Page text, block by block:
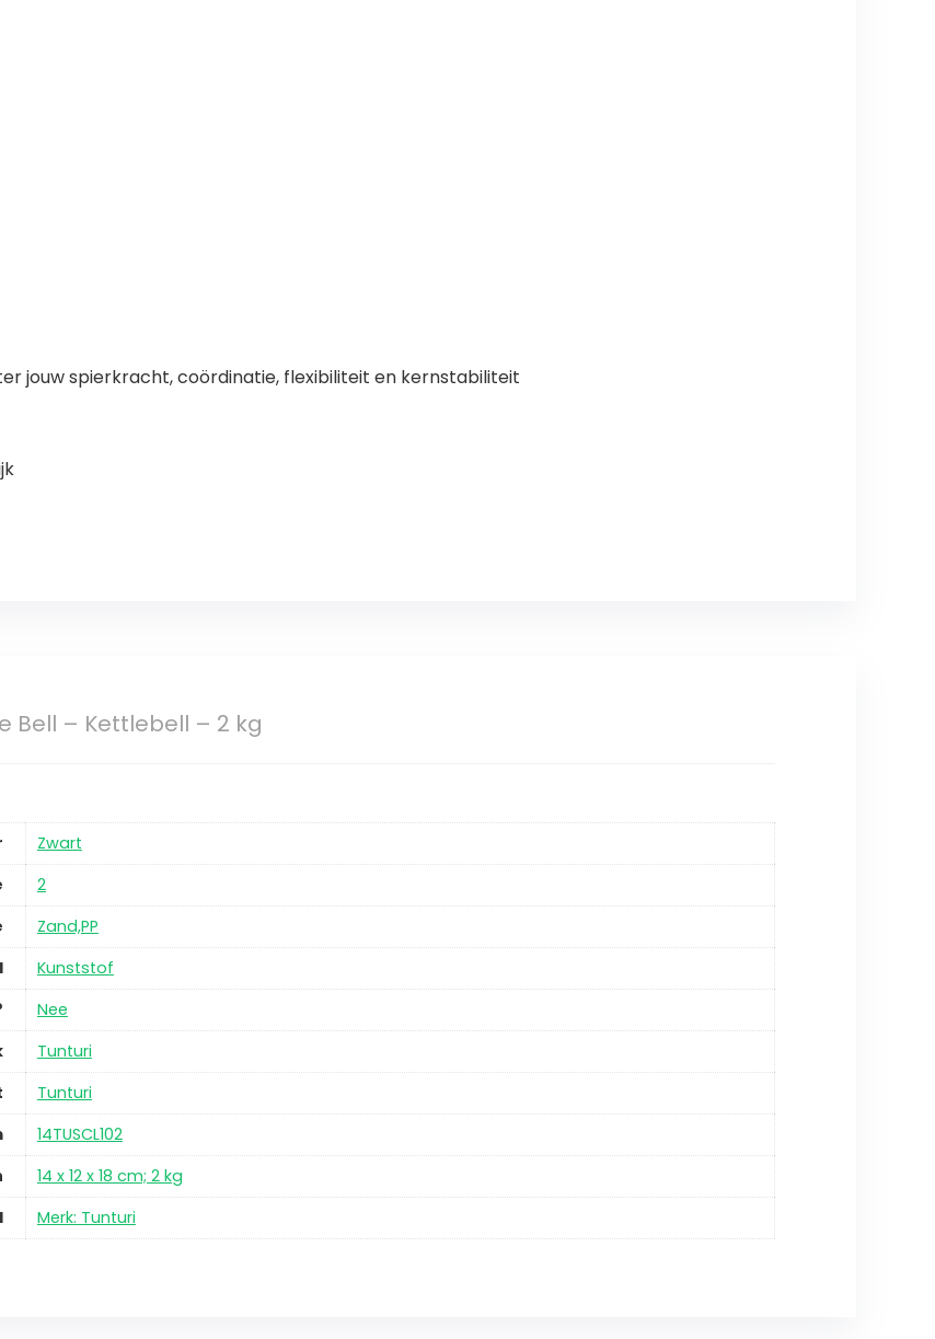
jouw spierkracht, coördinatie, flexibiliteit en kernstabiliteit
Bell – Kettlebell – 2 kg
Zwart
2
Zand,PP
Kunststof
Nee
Tunturi
Tunturi
14TUSCL102
14 x 12 x 18 cm; 2 kg
Merk: Tunturi